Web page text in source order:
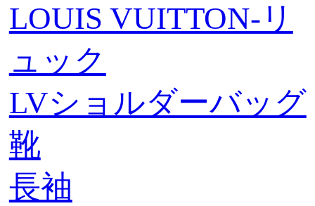
LOUIS VUITTON-リ
ュック
LVショルダーバッグ
靴
長袖